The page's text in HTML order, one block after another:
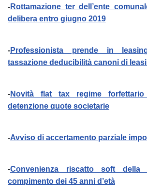
-Rottamazione ter dell’ente
delibera entro giugno 2019
-Professionista prende in
tassazione deducibilità canoni di
-Novità flat tax regime
detenzione quote societarie
-Avviso di accertamento parziale
-Convenienza riscatto soft
compimento dei 45 anni d’età